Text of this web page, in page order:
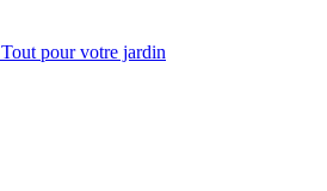
Tout pour votre jardin